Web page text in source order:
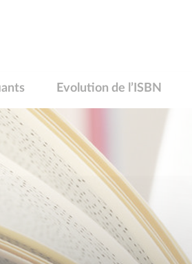
Evolution de l’ISBN